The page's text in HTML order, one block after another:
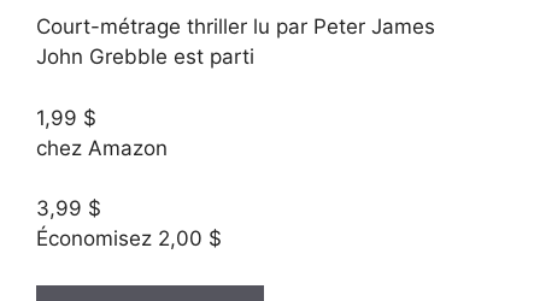
Court-métrage thriller lu par Peter James
John Grebble est parti
1,99 $
chez Amazon
3,99 $
Économisez 2,00 $